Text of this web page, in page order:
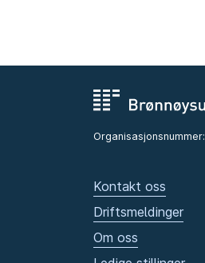
Organisasjonsnummer:
Kontakt oss
Driftsmeldinger
Om oss